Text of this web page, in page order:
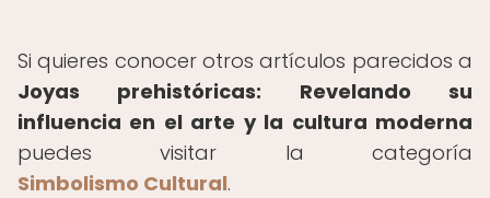
Si quieres conocer otros artículos parecidos a
Joyas prehistóricas: Revelando su
influencia en el arte y la cultura moderna
puedes visitar la categoría
Simbolismo Cultural.